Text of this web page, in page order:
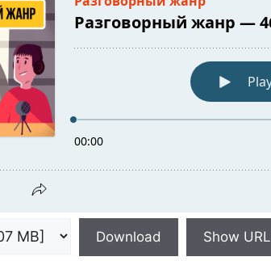
Download Show URL